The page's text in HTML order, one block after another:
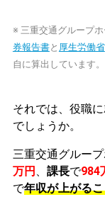
※ 三重交通グループ
券報告書と 厚生労働省
自に算出しています。
それでは、役職
でしょうか。
三重交通グルー
万円
課長で984
で年収が上がる